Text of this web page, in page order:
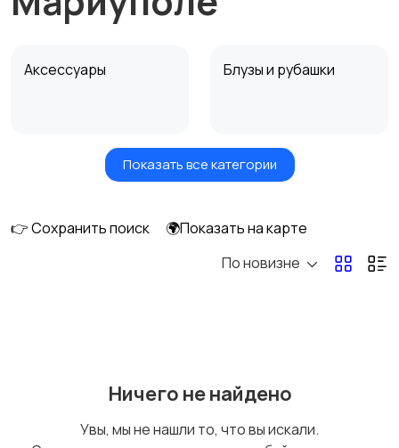
Аксессуары Блузы и рубашки
Будущим мамам Верхняя одежда
Домашняя одежда
Показать все категории
👉 Сохранить поиск
🌍Показать на карте
По новизне
Ничего не найдено
Увы, мы не нашли то, что вы искали.